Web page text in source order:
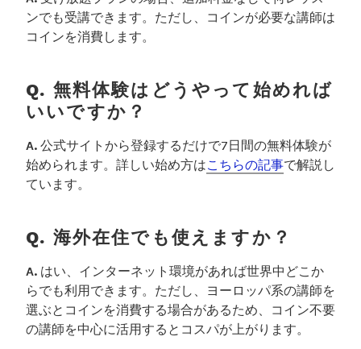
ンでも受講できます。ただし、コインが必要な講師は
コインを消費します。
Q. 無料体験はどうやって始めれば
いいですか？
A. 公式サイトから登録するだけで7日間の無料体験が
始められます。詳しい始め方はこちらの記事で解説し
ています。
Q. 海外在住でも使えますか？
A. はい、インターネット環境があれば世界中どこか
らでも利用できます。ただし、ヨーロッパ系の講師を
選ぶとコインを消費する場合があるため、コイン不要
の講師を中心に活用するとコスパが上がります。